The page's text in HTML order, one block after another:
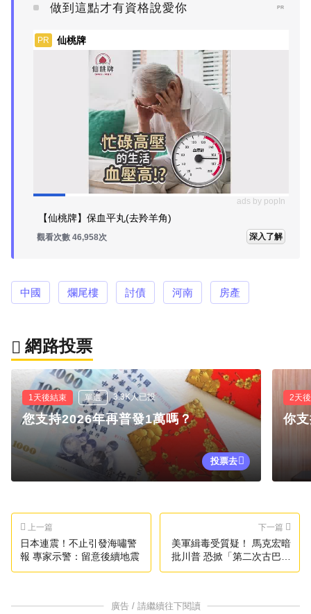
做到這點才有資格說愛你 PR
PR 仙桃牌
ads by popIn
【仙桃牌】保血平丸(去羚羊角)
觀看次數 46,958次 深入了解
中國 爛尾樓 討債 河南 房產
網路投票
1天後結束 單選 3.3K人已投
您支持2026年再普發1萬嗎？
投票去
2天
你
上一篇
日本連震！不止引發海嘯警
報 專家示警：留意後續地震
下一篇
美軍緝毒受質疑！ 馬克宏暗
批川普 恐掀「第二次古巴危
機」
廣告 / 請繼續往下閱讀